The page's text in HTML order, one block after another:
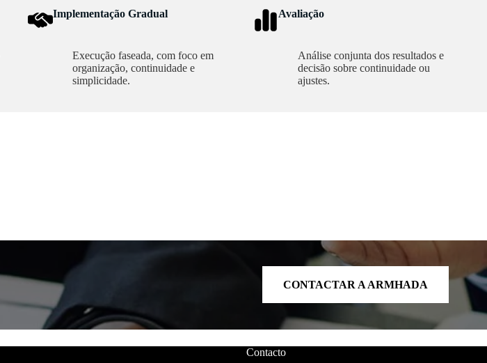
Implementação Gradual
Execução faseada, com foco em
organização, continuidade e
simplicidade.
Avaliação
Análise conjunta dos resultados e
decisão sobre continuidade ou
ajustes.
CONTACTAR A ARMHADA
Contacto